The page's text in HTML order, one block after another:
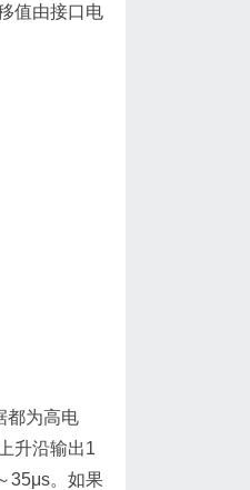
值由接口电
都为高电
升沿输出1
35μs。如果